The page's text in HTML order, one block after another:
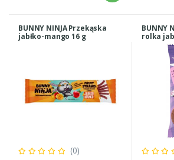
BUNNY NINJA Przekąska
jabłko-mango 16 g
(0)
BUNNY
rolka